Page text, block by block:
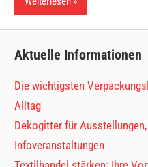
Aktuelle Informationen
Die wichtigsten
Alltag
Dekogitter für
Infoveranstaltungen